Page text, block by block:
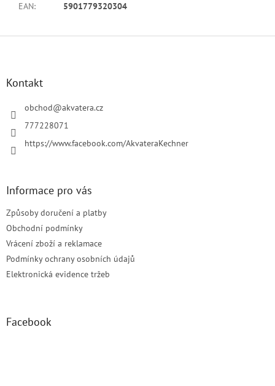
EAN: 5901779320304
Kontakt
obchod@akvatera.cz
777228071
https://www.facebook.com/AkvateraKechner
Informace pro vás
Způsoby doručení a platby
Obchodní podmínky
Vrácení zboží a reklamace
Podmínky ochrany osobních údajů
Elektronická evidence tržeb
Facebook